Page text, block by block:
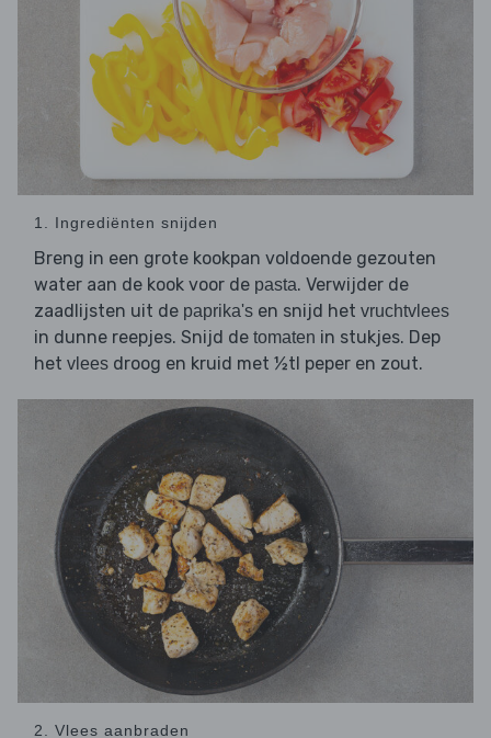
1. Ingrediënten snijden
Breng in een grote kookpan voldoende gezouten
water aan de kook voor de pasta. Verwijder de
zaadlijsten uit de paprika's en snijd het vruchtvlees
in dunne reepjes. Snijd de tomaten in stukjes. Dep
het vlees droog en kruid met ½tl peper en zout.
2. Vlees aanbraden